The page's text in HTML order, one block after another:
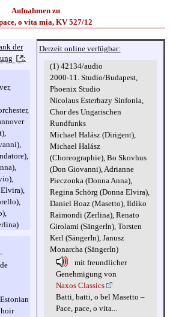
Aufnahmen zu
o vita mia, KV 527/12
der
:
Elvira),
Derzeit online verfügbar:
(1) 42134/audio
2000-11. Studio/Budapest,
Phoenix Studio
Nicolaus Esterhazy Sinfonia,
Chor des Ungarischen
Rundfunks
Michael Halász (Dirigent),
Michael Halász
(Choreographie), Bo Skovhus
(Don Giovanni), Adrianne
Pieczonka (Donna Anna),
Regina Schörg (Donna Elvira),
Daniel Boaz (Masetto), Ildiko
Raimondi (Zerlina), Renato
Girolami (SängerIn), Torsten
Kerl (SängerIn), Janusz
Monarcha (SängerIn)
mit freundlicher
Genehmigung von
Naxos Classics
Batti, batti, o bel Masetto –
Pace, pace, o vita...